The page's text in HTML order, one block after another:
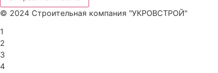
© 2024 Строительная компания "УКРОВСТРОЙ"
1
2
3
4